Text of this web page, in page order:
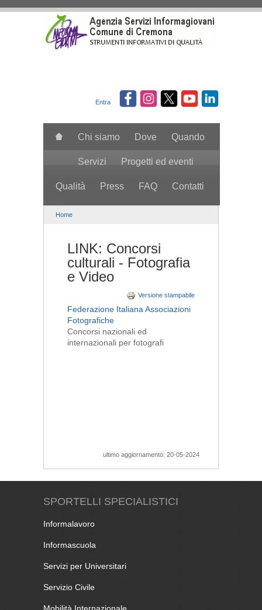
Entra
Chi siamo Dove Quando
Servizi Progetti ed eventi
Qualità Press FAQ Contatti
Home
LINK: Concorsi
culturali - Fotografia
e Video
Versione stampabile
Federazione Italiana Associazioni
Fotografiche
Concorsi nazionali ed
internazionali per fotografi
ultimo aggiornamento: 20-05-2024
SPORTELLI SPECIALISTICI
Informalavoro
Informascuola
Servizi per Universitari
Servizio Civile
Mobilità Internazionale